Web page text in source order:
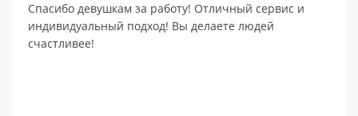
Спасибо девушкам за работу! Отличный сервис и
индивидуальный подход! Вы делаете людей
счастливее!